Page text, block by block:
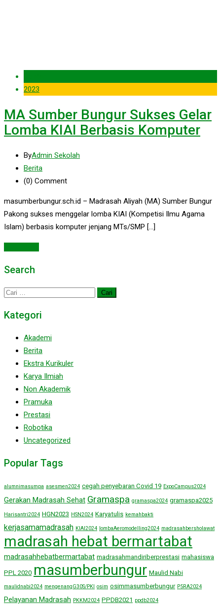
2023
MA Sumber Bungur Sukses Gelar
Lomba KIAI Berbasis Komputer
ByAdmin Sekolah
Berita
(0) Comment
masumberbungur.sch.id – Madrasah Aliyah (MA) Sumber Bungur
Pakong sukses menggelar lomba KIAI (Kompetisi Ilmu Agama
Islam) berbasis komputer jenjang MTs/SMP […]
Search
Cari
Kategori
Akademi
Berita
Ekstra Kurikuler
Karya Ilmiah
Non Akademik
Pramuka
Prestasi
Robotika
Uncategorized
Popular Tags
alumnimasumpa asesmen2024 cegah penyebaran Covid 19 ExpoCampus2024
Gerakan Madrasah Sehat Gramaspa gramaspa2024 gramaspa2025
Harisantri2024 HGN2023 HSN2024 Karyatulis kemahbakti
kerjasamamadrasah KIAI2024 lombaAeromodelling2024 madrasahbersholawat
madrasah hebat bermartabat
madrasahhebatbermartabat madrasahmandiriberprestasi mahasiswa
PPL 2020 masumberbungur Maulid Nabi
maulidnabi2024 mengenangG30S/PKI osim osimmasumberbungur P5RA2024
Pelayanan Madrasah PKKM2024 PPDB2021 ppdb2024